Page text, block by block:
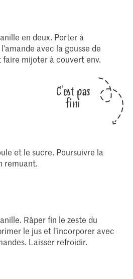
en deux. Porter à
avec la gousse de
faire mijoter à couvert env.
C'est pas
fini
et le sucre. Poursuivre la
remuant.
Râper fin le zeste du
le jus et l’incorporer avec
Laisser refroidir.